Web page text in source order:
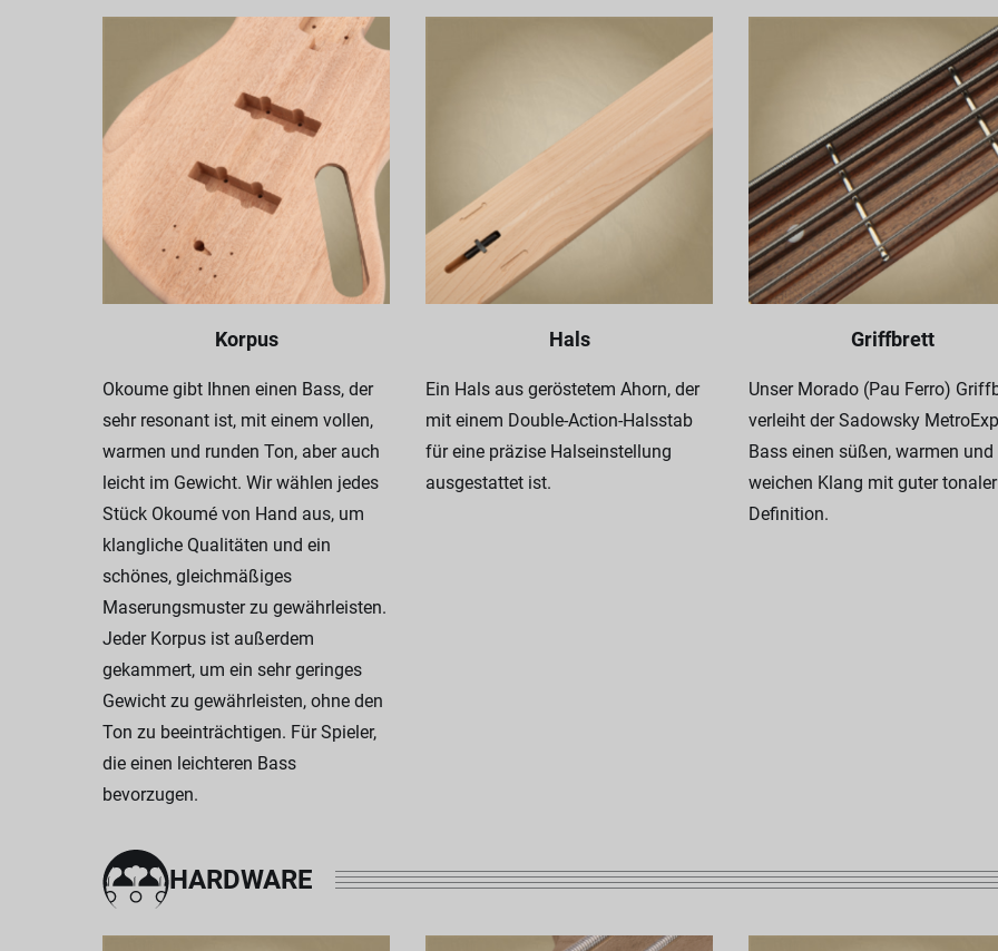
Korpus
Okoume gibt Ihnen einen Bass, der
sehr resonant ist, mit einem vollen,
warmen und runden Ton, aber auch
leicht im Gewicht. Wir wählen jedes
Stück Okoumé von Hand aus, um
klangliche Qualitäten und ein
schönes, gleichmäßiges
Maserungsmuster zu gewährleisten.
Jeder Korpus ist außerdem
gekammert, um ein sehr geringes
Gewicht zu gewährleisten, ohne den
Ton zu beeinträchtigen. Für Spieler,
die einen leichteren Bass
bevorzugen.
Hals
Ein Hals aus geröstetem Ahorn, der
mit einem Double-Action-Halsstab
für eine präzise Halseinstellung
ausgestattet ist.
Griffbrett
Unser Morado (Pau Ferro)
verleiht der Sadowsky
Bass einen süßen, warmen und
weichen Klang mit guter tonaler
Definition.
HARDWARE